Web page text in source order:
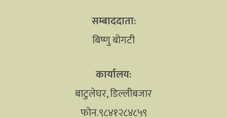
सम्बाददाता:
बिष्णु बोगटी
कार्यालय:
बाटुलेघर, डिल्लीबजार
फोन.९८४१२८४८५९